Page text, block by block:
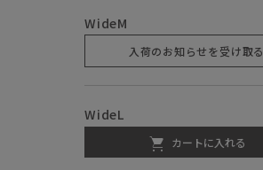
WideM
入荷のお知らせを受け取る
WideL
カートに入れる